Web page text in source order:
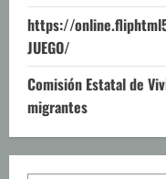
https://
JUEGO/
Comisión Estatal de
migrantes